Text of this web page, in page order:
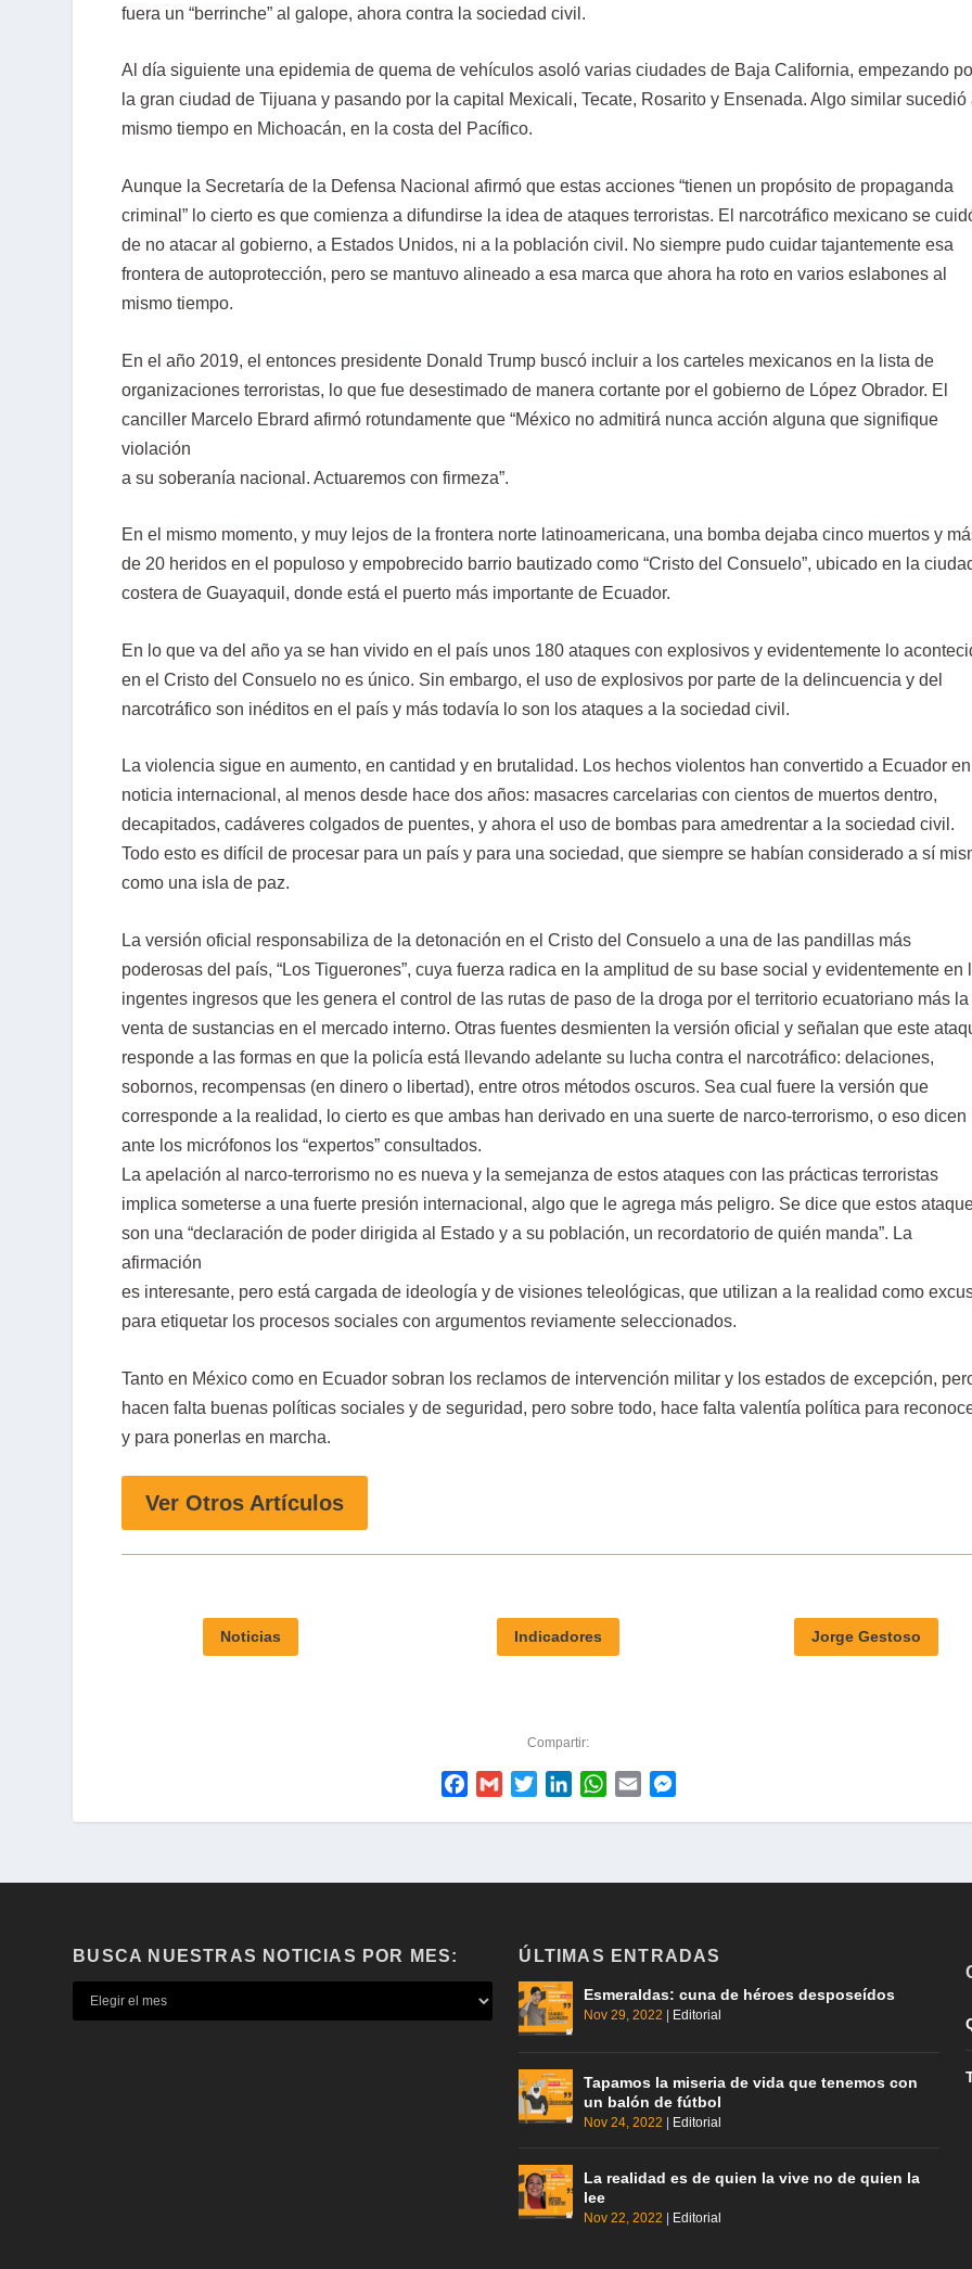
fuera un “berrinche” al galope, ahora contra la sociedad civil.
Al día siguiente una epidemia de quema de vehículos asoló varias ciudades de Baja California, empezando
la gran ciudad de Tijuana y pasando por la capital Mexicali, Tecate, Rosarito y Ensenada. Algo similar sucedió
mismo tiempo en Michoacán, en la costa del Pacífico.
Aunque la Secretaría de la Defensa Nacional afirmó que estas acciones “tienen un propósito de propaganda
criminal” lo cierto es que comienza a difundirse la idea de ataques terroristas. El narcotráfico mexicano se
de no atacar al gobierno, a Estados Unidos, ni a la población civil. No siempre pudo cuidar tajantemente esa
frontera de autoprotección, pero se mantuvo alineado a esa marca que ahora ha roto en varios eslabones al
mismo tiempo.
En el año 2019, el entonces presidente Donald Trump buscó incluir a los carteles mexicanos en la lista de
organizaciones terroristas, lo que fue desestimado de manera cortante por el gobierno de López Obrador. El
canciller Marcelo Ebrard afirmó rotundamente que “México no admitirá nunca acción alguna que signifique
violación
a su soberanía nacional. Actuaremos con firmeza”.
En el mismo momento, y muy lejos de la frontera norte latinoamericana, una bomba dejaba cinco muertos y
de 20 heridos en el populoso y empobrecido barrio bautizado como “Cristo del Consuelo”, ubicado en la
costera de Guayaquil, donde está el puerto más importante de Ecuador.
En lo que va del año ya se han vivido en el país unos 180 ataques con explosivos y evidentemente lo
en el Cristo del Consuelo no es único. Sin embargo, el uso de explosivos por parte de la delincuencia y del
narcotráfico son inéditos en el país y más todavía lo son los ataques a la sociedad civil.
La violencia sigue en aumento, en cantidad y en brutalidad. Los hechos violentos han convertido a Ecuador en
noticia internacional, al menos desde hace dos años: masacres carcelarias con cientos de muertos dentro,
decapitados, cadáveres colgados de puentes, y ahora el uso de bombas para amedrentar a la sociedad civil.
Todo esto es difícil de procesar para un país y para una sociedad, que siempre se habían considerado a sí
como una isla de paz.
La versión oficial responsabiliza de la detonación en el Cristo del Consuelo a una de las pandillas más
poderosas del país, “Los Tiguerones”, cuya fuerza radica en la amplitud de su base social y evidentemente en
ingentes ingresos que les genera el control de las rutas de paso de la droga por el territorio ecuatoriano más la
venta de sustancias en el mercado interno. Otras fuentes desmienten la versión oficial y señalan que este
responde a las formas en que la policía está llevando adelante su lucha contra el narcotráfico: delaciones,
sobornos, recompensas (en dinero o libertad), entre otros métodos oscuros. Sea cual fuere la versión que
corresponde a la realidad, lo cierto es que ambas han derivado en una suerte de narco-terrorismo, o eso dicen
ante los micrófonos los “expertos” consultados.
La apelación al narco-terrorismo no es nueva y la semejanza de estos ataques con las prácticas terroristas
implica someterse a una fuerte presión internacional, algo que le agrega más peligro. Se dice que estos
son una “declaración de poder dirigida al Estado y a su población, un recordatorio de quién manda”. La
afirmación
es interesante, pero está cargada de ideología y de visiones teleológicas, que utilizan a la realidad como
para etiquetar los procesos sociales con argumentos reviamente seleccionados.
Tanto en México como en Ecuador sobran los reclamos de intervención militar y los estados de excepción,
hacen falta buenas políticas sociales y de seguridad, pero sobre todo, hace falta valentía política para
y para ponerlas en marcha.
Ver Otros Artículos
Noticias Indicadores Jorge Gestoso
Compartir:
b
G
l
t
e
n
W
s
p
l
e
e
r
BUSCA NUESTRAS NOTICIAS POR MES: ÚLTIMAS ENTRADAS
Esmeraldas: cuna de héroes desposeídos
Nov 29, 2022 | Editorial
Tapamos la miseria de vida que tenemos con
un balón de fútbol
Nov 24, 2022 | Editorial
La realidad es de quien la vive no de quien la
lee
Nov 22, 2022 | Editorial